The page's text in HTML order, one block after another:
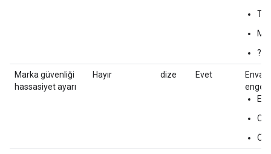
T
MA
?
Marka güvenliği
hassasiyet ayarı
Hayır dize Evet